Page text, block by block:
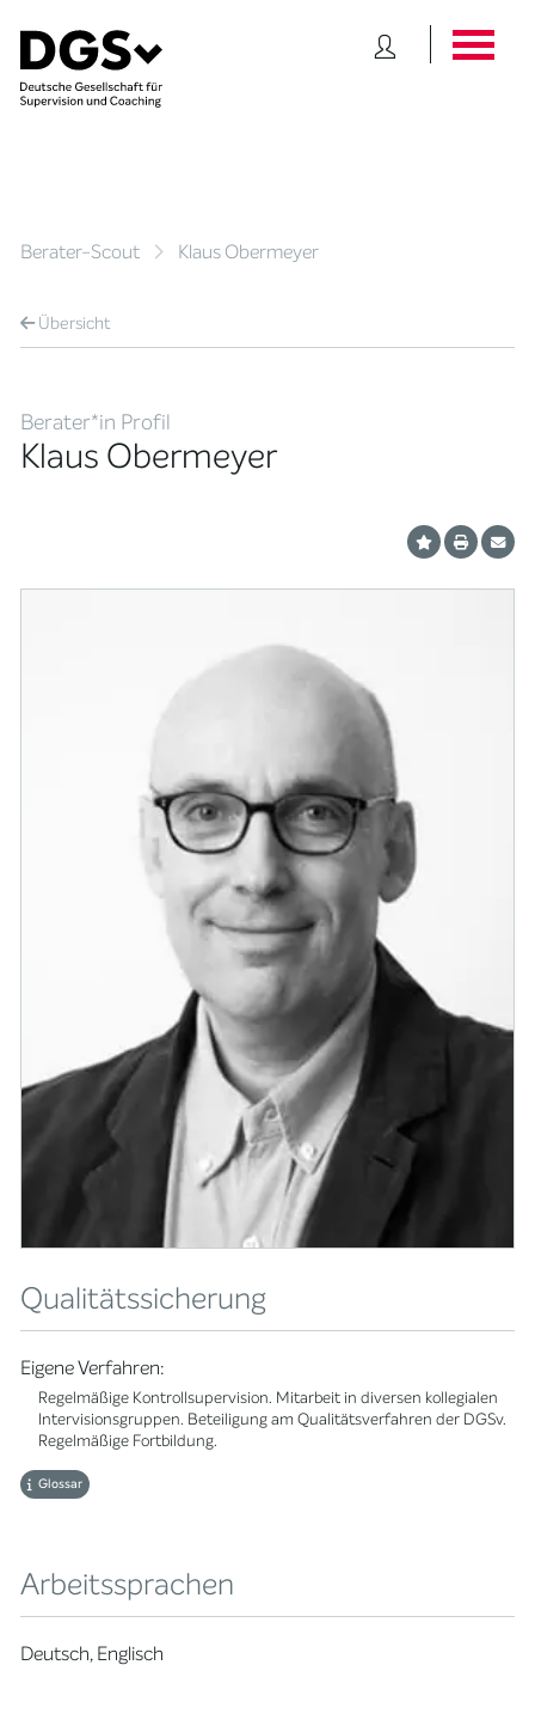
Berater-Scout Klaus Obermeyer
Übersicht
Berater*in Profil
Klaus Obermeyer
Qualitätssicherung
Eigene Verfahren:
Regelmäßige Kontrollsupervision. Mitarbeit in diversen kollegialen
Intervisionsgruppen. Beteiligung am Qualitätsverfahren der DGSv.
Regelmäßige Fortbildung.
Glossar
Arbeitssprachen
Deutsch, Englisch